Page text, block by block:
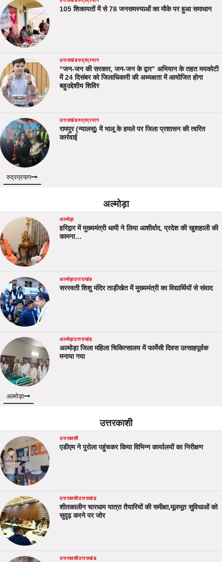
105 शिकायतों में से 78 जनसमस्याओं का मौके पर हुआ समाधान
उत्तराखंडरुद्रप्रयाग
“जन-जन की सरकार, जन-जन के द्वार” अभियान के तहत मयकोटी
में 24 दिसंबर को जिलाधिकारी की अध्यक्षता में आयोजित होगा
बहुउद्देशीय शिविर
उत्तराखंडरुद्रप्रयाग
रामपुर (न्यालसू) में भालू के हमले पर जिला प्रशासन की त्वरित
कार्रवाई
रुद्रप्रयाग
अल्मोड़ा
अल्मोड़ा
हरिद्वार में मुख्यमंत्री धामी ने लिया आशीर्वाद, प्रदेश की खुशहाली की
कामना…
अल्मोड़ाउत्तराखंड
सरस्वती शिशु मंदिर ताड़ीखेत में मुख्यमंत्री का विद्यार्थियों से संवाद
अल्मोड़ाउत्तराखंड
अल्मोड़ा जिला महिला चिकित्सालय में फार्मेसी दिवस उत्साहपूर्वक
मनाया गया
अल्मोड़ा
उत्तरकाशी
उत्तरकाशी
एडीएम ने पुरोला पहुंचकर किया विभिन्न कार्यालयों का निरीक्षण
उत्तरकाशीउत्तराखंड
शीतकालीन चारधाम यात्रा तैयारियों की समीक्षा,मूलभूत सुविधाओं को
सुदृढ़ करने पर जोर
उत्तरकाशीउत्तराखंड